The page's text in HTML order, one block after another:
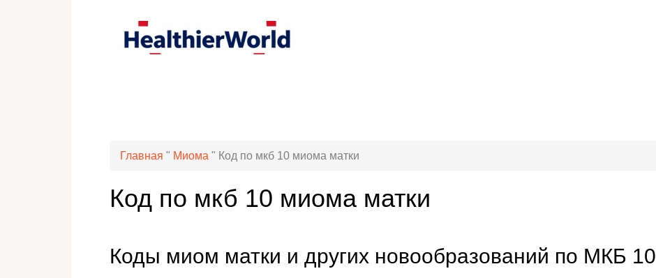
Главная " Миома " Код по мкб 10 миома матки
Код по мкб 10 миома матки
Коды миом матки и других новообразований по МКБ 10